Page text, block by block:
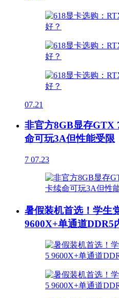
07.21
非官方8GB显存GTX
命可玩3A但性能受限
7 07.23
暑假装机首选！学生
9600X+单通道DDR5